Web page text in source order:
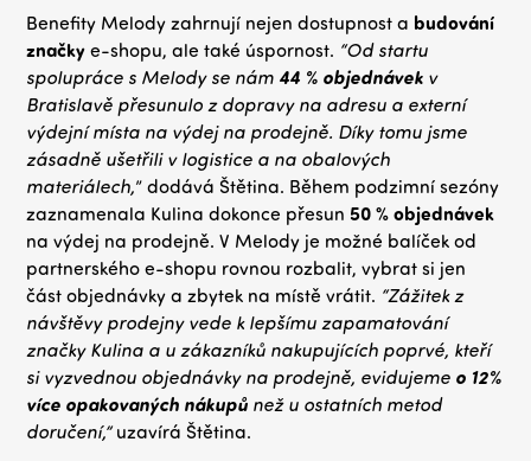
Benefity Melody zahrnují nejen dostupnost a budování
značky e-shopu, ale také úspornost. “Od startu
spolupráce s Melody se nám 44 % objednávek v
Bratislavě přesunulo z dopravy na adresu a externí
výdejní místa na výdej na prodejně. Díky tomu jsme
zásadně ušetřili v logistice a na obalových
materiálech,” dodává Štětina. Během podzimní sezóny
zaznamenala Kulina dokonce přesun 50 % objednávek
na výdej na prodejně. V Melody je možné balíček od
partnerského e-shopu rovnou rozbalit, vybrat si jen
část objednávky a zbytek na místě vrátit. “Zážitek z
návštěvy prodejny vede k lepšímu zapamatování
značky Kulina a u zákazníků nakupujících poprvé, kteří
si vyzvednou objednávky na prodejně, evidujeme o 12%
více opakovaných nákupů než u ostatních metod
doručení,”uzavírá Štětina.